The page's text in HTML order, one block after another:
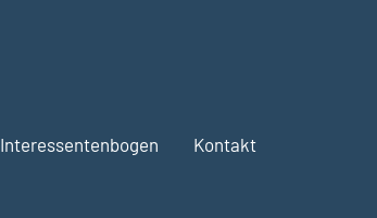
Interessentenbogen Kontakt